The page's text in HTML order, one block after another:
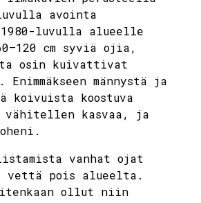
avointa
1980-luvulla alueelle
cm syviä ojia,
osin kuivattivat
Enimmäkseen männystä ja
koostuva
vähitellen kasvaa, ja
vanhat ojat
vettä pois alueelta.
ollut niin